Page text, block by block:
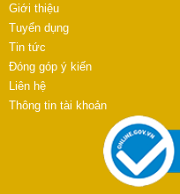
Giới thiệu
Tuyển dụng
Tin tức
Đóng góp ý kiến
Liên hệ
Thông tin tài khoản